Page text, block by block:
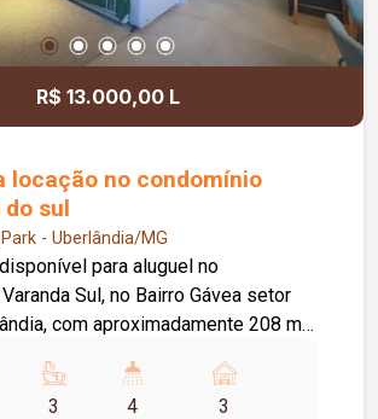
R$ 13.000,00 L
locação no condomínio
sul
- Uberlândia/MG
para aluguel no
Sul, no Bairro Gávea setor
com aproximadamente 208 m²
e excelente estrutura para
O imóvel conta com sala ampla em
3 4 3